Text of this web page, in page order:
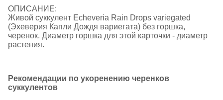
ОПИСАНИЕ:
Живой суккулент Echeveria Rain Drops variegated
(Эхеверия Капли Дождя вариегата) без горшка,
черенок. Диаметр горшка для этой карточки - диаметр
растения.
Рекомендации по укоренению черенков
суккулентов